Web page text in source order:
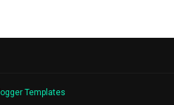
Templates